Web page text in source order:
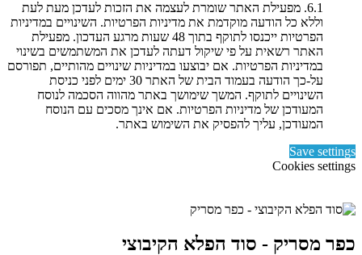
6.1. מפעילת האתר שומרת לעצמה את הזכות לעדכן מעת לעת
וללא כל הודעה מוקדמת את מדיניות הפרטיות. השינויים במדיניות
הפרטיות ייכנסו לתוקף בתוך 48 שעות מרגע העדכון. מפעילת
האתר רשאית על פי שיקול דעתה לעדכן את המשתמשים בשינוי
במדיניות הפרטיות. אם יבוצעו במדיניות שינויים מהותיים, תפורסם
על-כך הודעה בעמוד הבית של האתר 30 ימים לפני כניסת
השינויים לתוקף. המשך שימושך באתר מהווה הסכמה לנוסח
המעודכן של מדיניות הפרטיות. אם אינך מסכים עם הנוסח
המעודכן, עליך להפסיק את השימוש באתר.
Save settings
Cookies settings
כפר מסריק - סוד הפלא הקיבוצי